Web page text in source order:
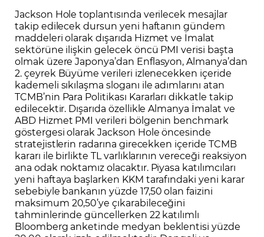
Jackson Hole toplantısında verilecek mesajlar
takip edilecek dursun yeni haftanın gündem
maddeleri olarak dışarıda Hizmet ve İmalat
sektörüne ilişkin gelecek öncü PMI verisi başta
olmak üzere Japonya’dan Enflasyon, Almanya’dan
2. çeyrek Büyüme verileri izlenecekken içeride
kademeli sıkılaşma sloganı ile adımlarını atan
TCMB’nin Para Politikası Kararları dikkatle takip
edilecektir. Dışarıda özellikle Almanya İmalat ve
ABD Hizmet PMI verileri bölgenin benchmark
göstergesi olarak Jackson Hole öncesinde
stratejistlerin radarına girecekken içeride TCMB
kararı ile birlikte TL varlıklarının vereceği reaksiyon
ana odak noktamız olacaktır. Piyasa katılımcıları
yeni haftaya başlarken KKM tarafındaki yeni karar
sebebiyle bankanın yüzde 17,50 olan faizini
maksimum 20,50’ye çıkarabileceğini
tahminlerinde güncellerken 22 katılımlı
Bloomberg anketinde medyan beklentisi yüzde